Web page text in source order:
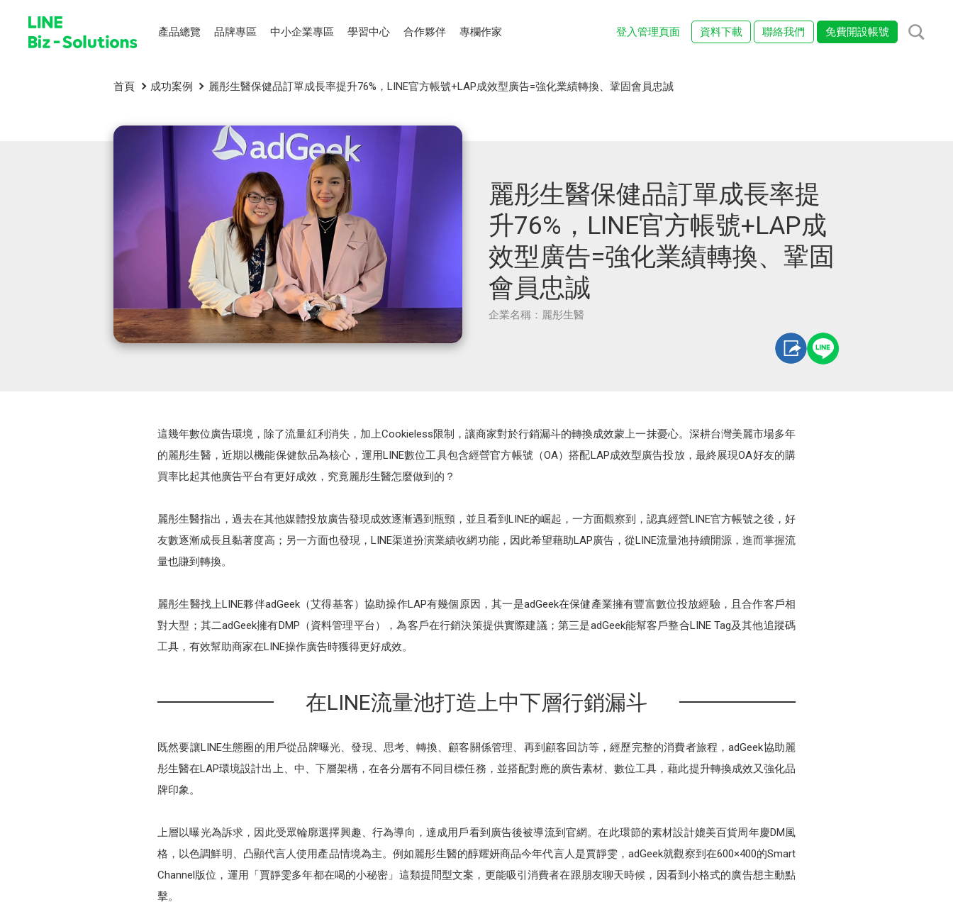
產品總覽 品牌專區 中小企業專區 學習中心 合作夥伴 專欄作家 登入管理頁面 資料下載 聯絡我們 免費開設帳號
首頁 成功案例 麗彤生醫保健品訂單成長率提升76%，LINE官方帳號+LAP成效型廣告=強化業績轉換、鞏固會員忠誠
麗彤生醫保健品訂單成長率提
升76%，LINE官方帳號+LAP成
效型廣告=強化業績轉換、鞏固
會員忠誠
企業名稱：麗彤生醫
這幾年數位廣告環境，除了流量紅利消失，加上Cookieless限制，讓商家對於行銷漏斗的轉換成效蒙上一抹憂心。深耕台灣美麗市場多年
的麗彤生醫，近期以機能保健飲品為核心，運用LINE數位工具包含經營官方帳號（OA）搭配LAP成效型廣告投放，最終展現OA好友的購
買率比起其他廣告平台有更好成效，究竟麗彤生醫怎麼做到的？
麗彤生醫指出，過去在其他媒體投放廣告發現成效逐漸遇到瓶頸，並且看到LINE的崛起，一方面觀察到，認真經營LINE官方帳號之後，好
友數逐漸成長且黏著度高；另一方面也發現，LINE渠道扮演業績收網功能，因此希望藉助LAP廣告，從LINE流量池持續開源，進而掌握流
量也賺到轉換。
麗彤生醫找上LINE夥伴adGeek（艾得基客）協助操作LAP有幾個原因，其一是adGeek在保健產業擁有豐富數位投放經驗，且合作客戶相
對大型；其二adGeek擁有DMP（資料管理平台），為客戶在行銷決策提供實際建議；第三是adGeek能幫客戶整合LINE Tag及其他追蹤碼
工具，有效幫助商家在LINE操作廣告時獲得更好成效。
在LINE流量池打造上中下層行銷漏斗
既然要讓LINE生態圈的用戶從品牌曝光、發現、思考、轉換、顧客關係管理、再到顧客回訪等，經歷完整的消費者旅程，adGeek協助麗
彤生醫在LAP環境設計出上、中、下層架構，在各分層有不同目標任務，並搭配對應的廣告素材、數位工具，藉此提升轉換成效又強化品
牌印象。
上層以曝光為訴求，因此受眾輪廓選擇興趣、行為導向，達成用戶看到廣告後被導流到官網。在此環節的素材設計媲美百貨周年慶DM風
格，以色調鮮明、凸顯代言人使用產品情境為主。例如麗彤生醫的醇耀妍商品今年代言人是賈靜雯，adGeek就觀察到在600×400的Smart
Channel版位，運用「賈靜雯多年都在喝的小秘密」這類提問型文案，更能吸引消費者在跟朋友聊天時候，因看到小格式的廣告想主動點
擊。